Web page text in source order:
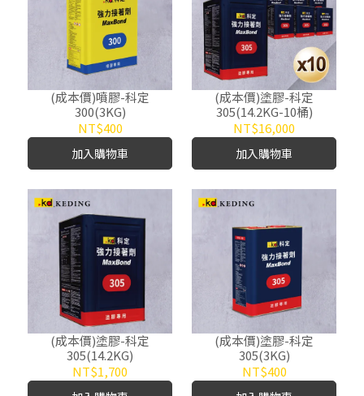
(成本價)噴膠-科定
300(3KG)
NT$400
加入購物車
(成本價)塗膠-科定
305(14.2KG-10桶)
NT$16,000
加入購物車
(成本價)塗膠-科定
305(14.2KG)
NT$1,700
(成本價)塗膠-科定
305(3KG)
NT$400